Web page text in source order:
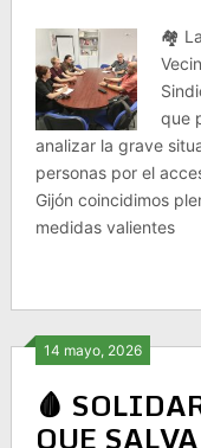
🏘️ La
que
analizar la grave
personas por el
Gijón coincidimos
medidas valientes
14 mayo, 2026
🩸
QUE